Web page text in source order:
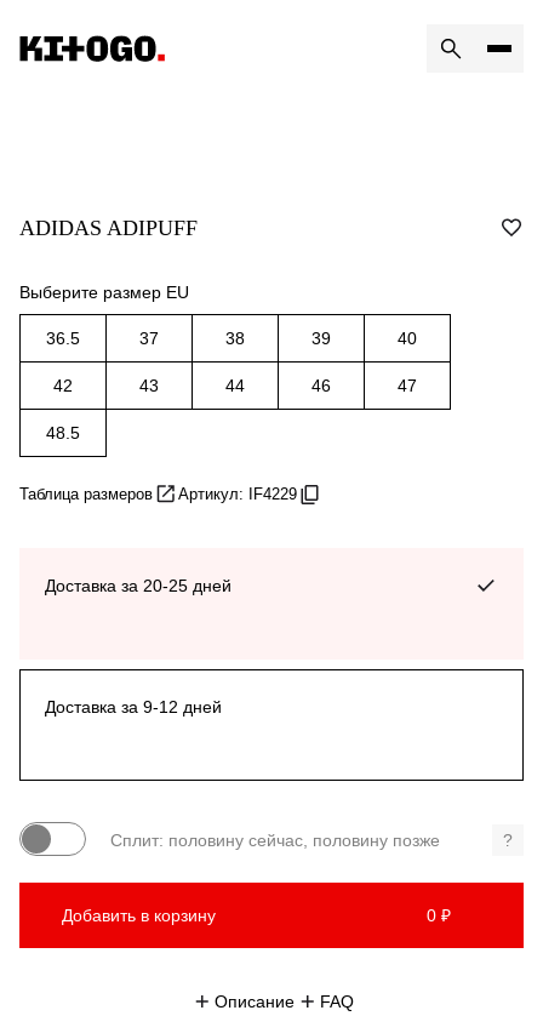
ADIDAS ADIPUFF
Выберите размер EU
36.5 37 38 39 40
42 43 44 46 47
48.5
Таблица размеров Артикул: IF4229
Доставка за 20-25 дней
Доставка за 9-12 дней
Сплит: половину сейчас, половину позже ?
Добавить в корзину 0 ₽
Описание FAQ